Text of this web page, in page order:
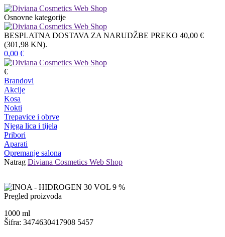
Osnovne kategorije
BESPLATNA DOSTAVA ZA NARUDŽBE PREKO 40,00 €
(301,98 KN).
0,00 €
€
Brandovi
Akcije
Kosa
Nokti
Trepavice i obrve
Njega lica i tijela
Pribori
Aparati
Opremanje salona
Natrag Diviana Cosmetics Web Shop
Pregled proizvoda
1000 ml
Šifra: 3474630417908 5457